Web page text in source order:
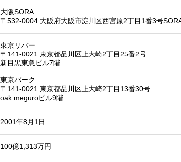
大阪SORA
〒532-0004 大阪府大阪市淀川区西宮原2丁目1番3号
東京リバー
〒141-0021 東京都品川区上大崎2丁目25番2号
新目黒東急ビル7階
東京パーク
〒141-0021 東京都品川区上大崎2丁目13番30号
oak meguroビル9階
2001年8月1日
100億1,313万円